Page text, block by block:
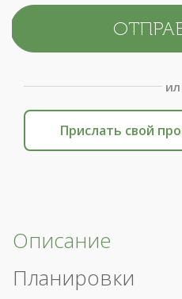
Прислать свой
Описание
Планировки